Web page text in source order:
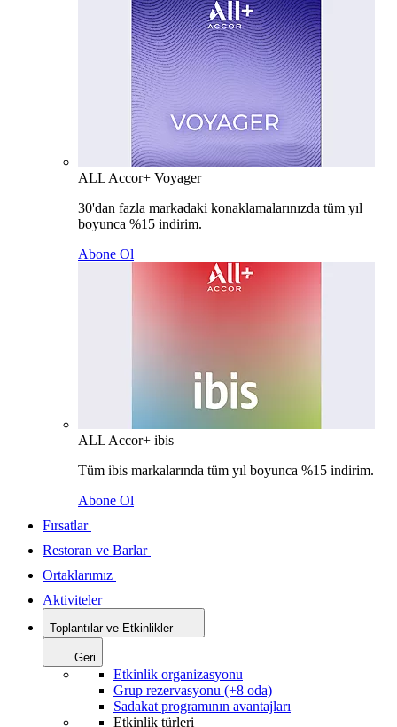
ALL Accor+ Voyager
30'dan fazla markadaki konaklamalarınızda tüm yıl
boyunca %15 indirim.
Abone Ol
ALL Accor+ ibis
Tüm ibis markalarında tüm yıl boyunca %15 indirim.
Abone Ol
Fırsatlar
Restoran ve Barlar
Ortaklarımız
Aktiviteler
Toplantılar ve Etkinlikler
Geri
Etkinlik organizasyonu
Grup rezervasyonu (+8 oda)
Sadakat programının avantajları
Etkinlik türleri